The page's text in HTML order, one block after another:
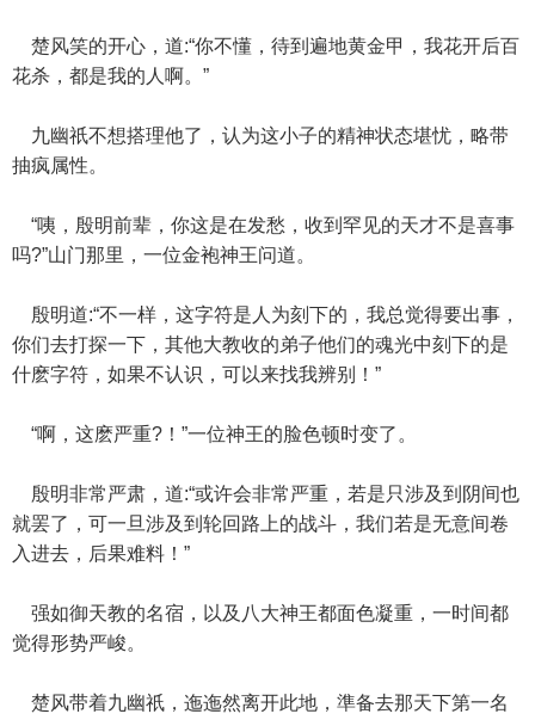
楚风笑的开心，道:“你不懂，待到遍地黄金甲，我花开后百
花杀，都是我的人啊。”
九幽祇不想搭理他了，认为这小子的精神状态堪忧，略带
抽疯属性。
“咦，殷明前辈，你这是在发愁，收到罕见的天才不是喜事
吗?”山门那里，一位金袍神王问道。
殷明道:“不一样，这字符是人为刻下的，我总觉得要出事，
你们去打探一下，其他大教收的弟子他们的魂光中刻下的是
什麽字符，如果不认识，可以来找我辨别！”
“啊，这麽严重?！”一位神王的脸色顿时变了。
殷明非常严肃，道:“或许会非常严重，若是只涉及到阴间也
就罢了，可一旦涉及到轮回路上的战斗，我们若是无意间卷
入进去，后果难料！”
强如御天教的名宿，以及八大神王都面色凝重，一时间都
觉得形势严峻。
楚风带着九幽祇，迤迤然离开此地，準备去那天下第一名